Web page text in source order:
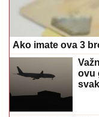
Ako imate ova 3
ovu